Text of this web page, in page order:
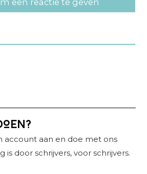
account aan en doe met ons
is door schrijvers, voor schrijvers.